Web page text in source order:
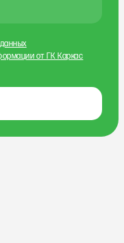
от ГК Каркас